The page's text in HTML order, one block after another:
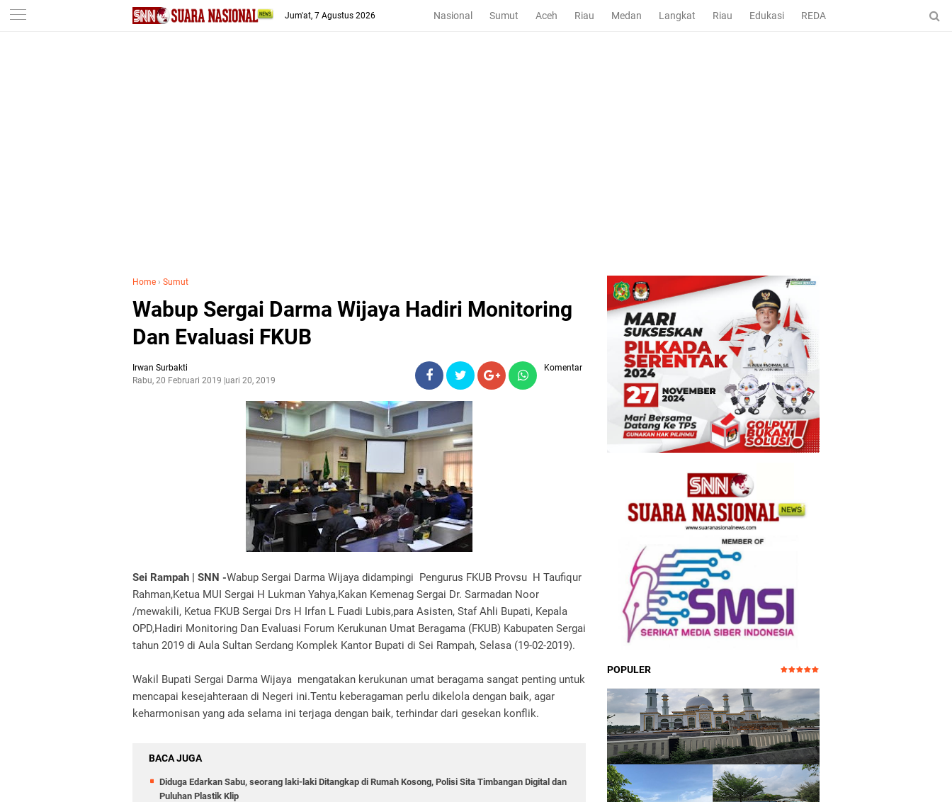
-->
Jum'at, 7 Agustus 2026 Nasional Sumut Aceh Riau Medan Langkat Riau Edukasi REDAKSI
Home › Sumut
Wabup Sergai Darma Wijaya Hadiri Monitoring
Dan Evaluasi FKUB
Irwan Surbakti
Rabu, 20 Februari 2019Februari 20, 2019
Komentar
Sei Rampah | SNN -Wabup Sergai Darma Wijaya didampingi Pengurus FKUB Provsu H Taufiqur
Rahman,Ketua MUI Sergai H Lukman Yahya,Kakan Kemenag Sergai Dr. Sarmadan Noor
/mewakili, Ketua FKUB Sergai Drs H Irfan L Fuadi Lubis,para Asisten, Staf Ahli Bupati, Kepala
OPD,Hadiri Monitoring Dan Evaluasi Forum Kerukunan Umat Beragama (FKUB) Kabupaten Sergai
tahun 2019 di Aula Sultan Serdang Komplek Kantor Bupati di Sei Rampah, Selasa (19-02-2019).
Wakil Bupati Sergai Darma Wijaya mengatakan kerukunan umat beragama sangat penting untuk
mencapai kesejahteraan di Negeri ini.Tentu keberagaman perlu dikelola dengan baik, agar
keharmonisan yang ada selama ini terjaga dengan baik, terhindar dari gesekan konflik.
BACA JUGA
Diduga Edarkan Sabu, seorang laki-laki Ditangkap di Rumah Kosong, Polisi Sita Timbangan Digital dan
Puluhan Plastik Klip
POPULER